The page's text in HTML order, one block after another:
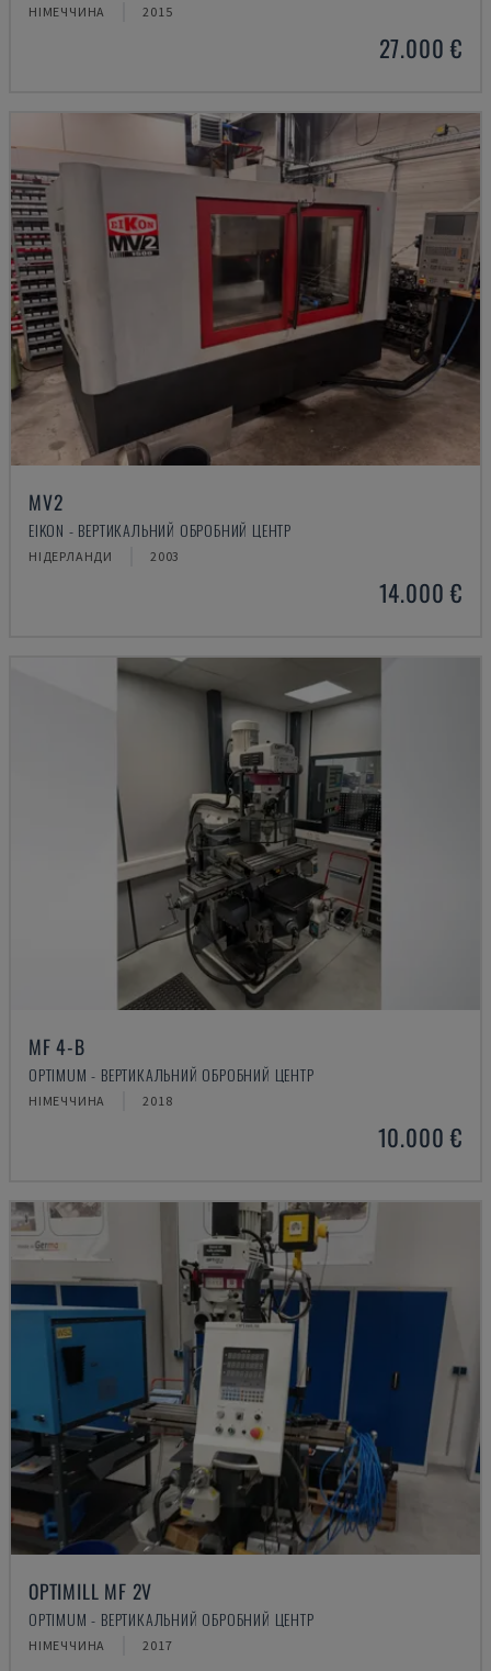
НІМЕЧЧИНА 2015
27.000 €
MV2
EIKON - ВЕРТИКАЛЬНИЙ ОБРОБНИЙ ЦЕНТР
НІДЕРЛАНДИ 2003
14.000 €
MF 4-B
OPTIMUM - ВЕРТИКАЛЬНИЙ ОБРОБНИЙ ЦЕНТР
НІМЕЧЧИНА 2018
10.000 €
OPTIMILL MF 2V
OPTIMUM - ВЕРТИКАЛЬНИЙ ОБРОБНИЙ ЦЕНТР
НІМЕЧЧИНА 2017